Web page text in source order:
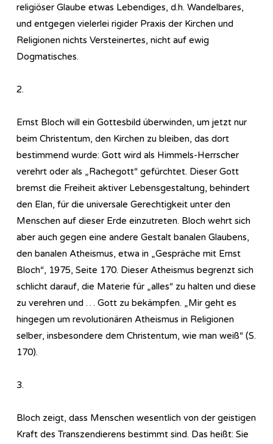
religiöser Glaube etwas Lebendiges, d.h. Wandelbares,
und entgegen vielerlei rigider Praxis der Kirchen und
Religionen nichts Versteinertes, nicht auf ewig
Dogmatisches.
2.
Ernst Bloch will ein Gottesbild überwinden, um jetzt nur
beim Christentum, den Kirchen zu bleiben, das dort
bestimmend wurde: Gott wird als Himmels-Herrscher
verehrt oder als „Rachegott“ gefürchtet. Dieser Gott
bremst die Freiheit aktiver Lebensgestaltung, behindert
den Elan, für die universale Gerechtigkeit unter den
Menschen auf dieser Erde einzutreten. Bloch wehrt sich
aber auch gegen eine andere Gestalt banalen Glaubens,
den banalen Atheismus, etwa in „Gespräche mit Ernst
Bloch“, 1975, Seite 170. Dieser Atheismus begrenzt sich
schlicht darauf, die Materie für „alles“ zu halten und diese
zu verehren und … Gott zu bekämpfen. „Mir geht es
hingegen um revolutionären Atheismus in Religionen
selber, insbesondere dem Christentum, wie man weiß“ (S.
170).
3.
Bloch zeigt, dass Menschen wesentlich von der geistigen
Kraft des Transzendierens bestimmt sind. Das heißt: Sie